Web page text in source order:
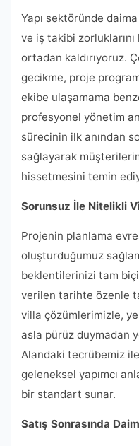
Yapı sektöründe
ve iş takibi
ortadan kaldırıyoruz.
gecikme, proje
ekibe ulaşamama
profesyonel yönetim
sürecinin ilk anından
sağlayarak
hissetmesini temin
Sorunsuz İle Nitelikli
Projenin planlama
oluşturduğumuz
beklentilerinizi tam
verilen tarihte özenle
villa çözümlerimizle,
asla pürüz duymadan
Alandaki tecrübemiz
geleneksel yapımcı
bir standart sunar.
Satış Sonrasında